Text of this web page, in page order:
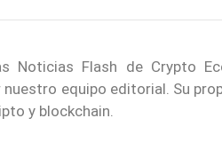
Noticias Flash de Crypto
equipo editorial. Su
y blockchain.